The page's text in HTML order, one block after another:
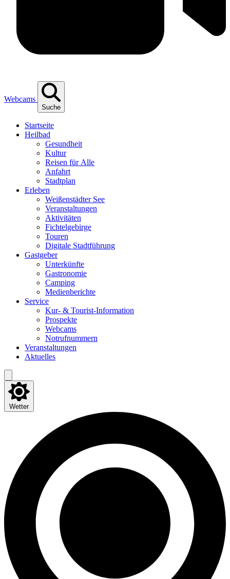
Webcams
Suche
Start­sei­te
Heil­bad
Gesund­heit
Kul­tur
Rei­sen für Alle
Anfahrt
Stadt­plan
Erle­ben
Wei­ßen­städ­ter See
Ver­an­stal­tun­gen
Akti­vi­tä­ten
Fich­tel­ge­bir­ge
Tou­ren
Digi­ta­le Stadtführung
Gast­ge­ber
Unter­künf­te
Gas­tro­no­mie
Cam­ping
Medi­en­be­rich­te
Ser­vice
Kur- & Tourist-Information
Pro­spek­te
Web­cams
Not­ruf­num­mern
Ver­an­stal­tun­gen
Aktu­el­les
Wetter